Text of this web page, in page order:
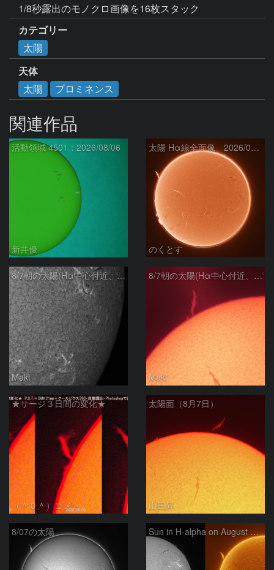
1/8秒露出のモノクロ画像を16枚スタック
カテゴリー
太陽
天体
太陽
プロミネンス
関連作品
活動領域 4501：2026/08/06
新井優
太陽 Hα線全面像 2026/08/07
のくとす
8/7朝の太陽(Hα中心付近、4498、4502付近)
Maki
8/7朝の太陽(Hα中心付近、プロミネンス)
Maki
★サージ３日間の変化★
（＾０＾）コメト
太陽面（8月7日）
山田昇
8/07の太陽 Sun in H-alpha on August 7, 2026